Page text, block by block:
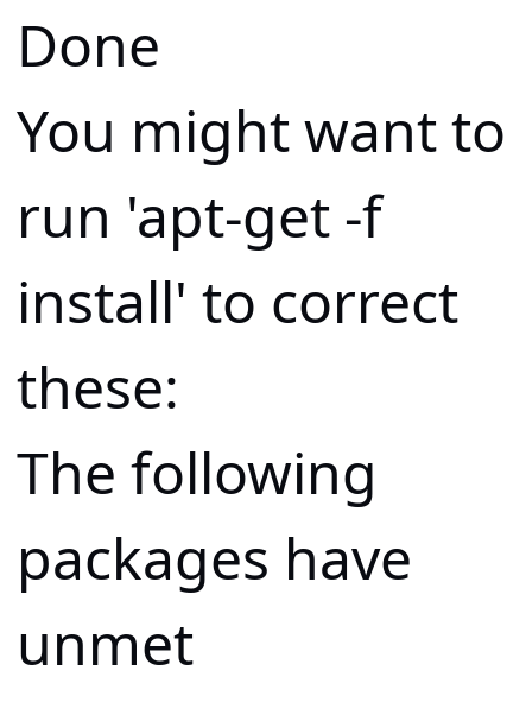
Done
You might want to
run 'apt-get -f
install' to correct
these:
The following
packages have
unmet